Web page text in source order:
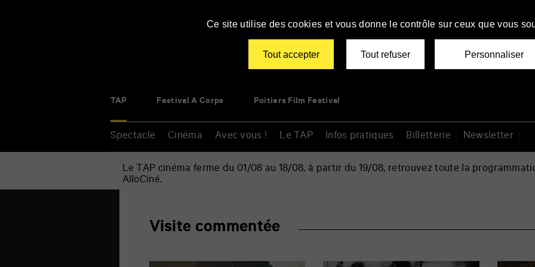
TAP Festival À Corps Poitiers Film Festival
Spectacle Cinéma Avec vous ! Le TAP Infos pratiques Billetterie Newsletter
Le TAP cinéma ferme du 01/08 au 18/08, à partir du 19/08, retrouvez toute la
AlloCiné.
Renseigner
Visite commentée
Ce site utilise des cookies et vous donne le contrôle sur ceux que vous
Tout accepter Tout refuser Personnaliser